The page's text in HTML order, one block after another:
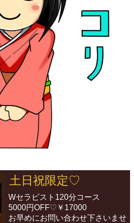
土日祝限定♡
Wセラピスト120分コース
5000円OFF♡￥17000
お早めにお問い合わせ下さいませ